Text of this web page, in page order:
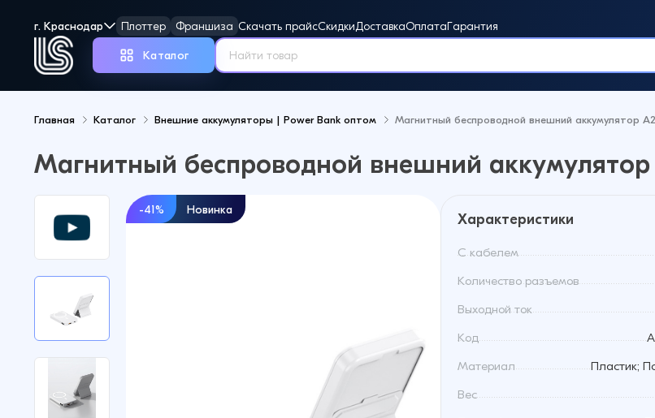
г. Краснодар Франшиза
Плоттер Скачать прайсСкидкиДоставкаОплатаГарантия
Каталог
Новинки
Главная Каталог Внешние аккумуляторы | Power Bank оптом Магнитный беспроводной внешний аккумулятор
Магнитный беспроводной внешний аккумулятор
-41% Новинка
Характеристики
С кабелем
Количество разъемов
Выходной ток
Код
Материал Пластик;
Вес